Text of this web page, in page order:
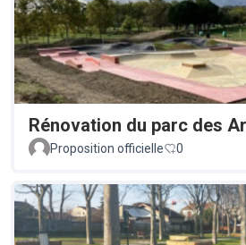
Rénovation du parc des
Proposition officielle
0